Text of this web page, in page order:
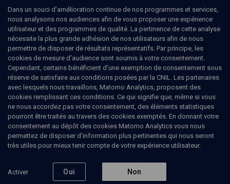
membre du B'nai B'rith France
Ajouter J’aime
Tous 2 Vidéos 2
Vidéos 2
possibles ?
populismes,
contres-
Dans un souci d’amélioration continue de nos programmes et services,
nous analysons nos audiences afin de vous proposer une expérience
utilisateur et des programmes de qualité. La pertinence de cette analyse
nécessite la plus grande adhésion de nos utilisateurs afin de nous
permettre de disposer de résultats représentatifs. Par principe, les
cookies de mesure d’audience sont soumis à votre consentement.
Cependant, certains bénéficient d’une exemption de consentement sous
réserve de satisfaire aux conditions posées par la CNIL. Les partenaires
avec lesquels nous travaillons, Matomo Analytics, proposent des
cookies remplissant ces conditions. Ce qui signifie que, même si vous
ne nous accordez pas votre consentement, des éléments statistiques
pourront être traités au travers des cookies exemptés. En donnant votre
consentement au dépôt des cookies Matomo Analytics vous nous
permettez de disposer d’information plus pertinentes qui nous seront
très utiles pour mieux tenir compte de votre expérience utilisateur.
Activer Oui Non